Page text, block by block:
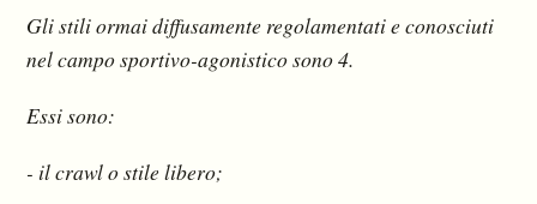
Gli stili ormai diffusamente regolamentati e conosciuti
nel campo sportivo-agonistico sono 4.
Essi sono:
- il crawl o stile libero;